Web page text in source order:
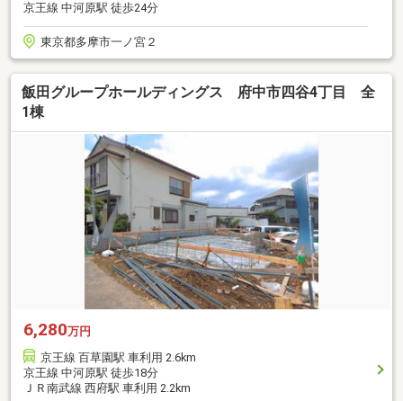
京王線 中河原駅 徒歩24分
東京都多摩市一ノ宮２
飯田グループホールディングス 府中市四谷4丁目 全
1棟
6,280万円
京王線 百草園駅 車利用 2.6km
京王線 中河原駅 徒歩18分
ＪＲ南武線 西府駅 車利用 2.2km